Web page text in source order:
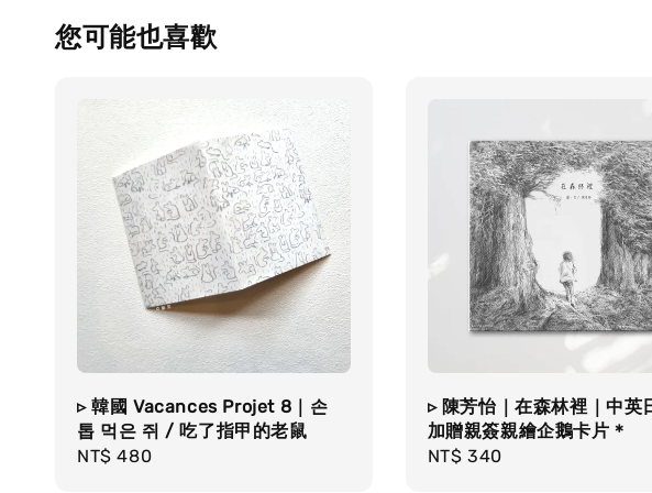
您可能也喜歡
▹ 韓國 Vacances Projet 8｜손
톱 먹은 쥐 / 吃了指甲的老鼠
Regular
NT$ 480
▹ 陳芳怡｜在森林裡｜中英
加贈親簽親繪企鵝卡片＊
Regular
NT$ 340